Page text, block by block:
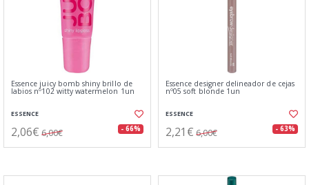
Essence juicy bomb shiny brillo de
labios nº102 witty watermelon 1un
ESSENCE
2,06€ 6,00€ - 66%
Essence designer delineador de cejas
nº05 soft blonde 1un
ESSENCE
2,21€ 6,00€ - 63%